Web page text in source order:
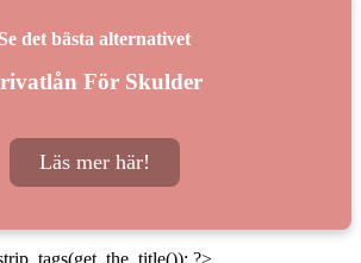
Se det bästa alternativet
För Skulder
Läs mer här!